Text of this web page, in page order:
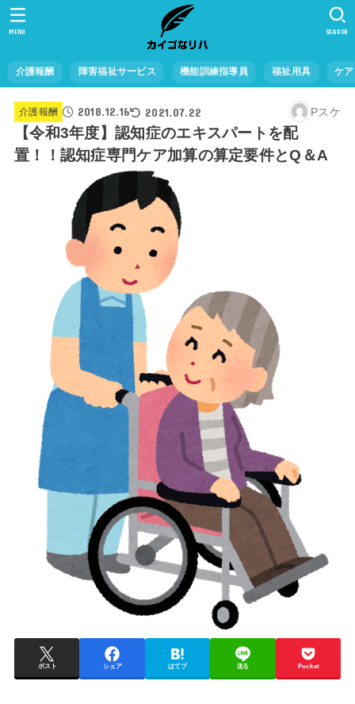
介護報酬 障害福祉サービス 機能訓練指導員 福祉用具 ケア
SEARCH
MENU
介護報酬 2018.12.16 2021.07.22 Pスケ
【令和3年度】認知症のエキスパートを配
置！！認知症専門ケア加算の算定要件とQ＆A
ポスト シェア はてブ 送る Pocket